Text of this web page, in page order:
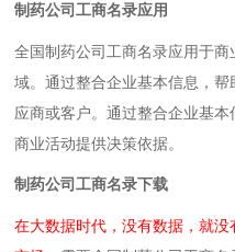
制药公司工商名录应用
全国制药公司工商名录应用于
域。通过整合企业基本信息，
应商或客户。通过整合企业基
商业活动提供决策依据。
制药公司工商名录下载
在大数据时代，没有数据，就